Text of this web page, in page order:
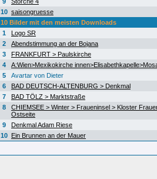
10 saisongruesse
10 Bilder mit den meisten Downloads
1
Logo SR
2
Abendstimmung an der Bojana
3
FRANKFURT > Paulskirche
4
A:Wien>Mexikokirche
5
Avartar von Dieter
6
BAD DEUTSCH-ALTENBURG > Denkmal
7
BAD TÖLZ > Marktstraße
8
CHIEMSEE > Winter > Fraueninsel > Kloster
Ostseite
9
Denkmal Adam Riese
10 Ein Brunnen an der Mauer